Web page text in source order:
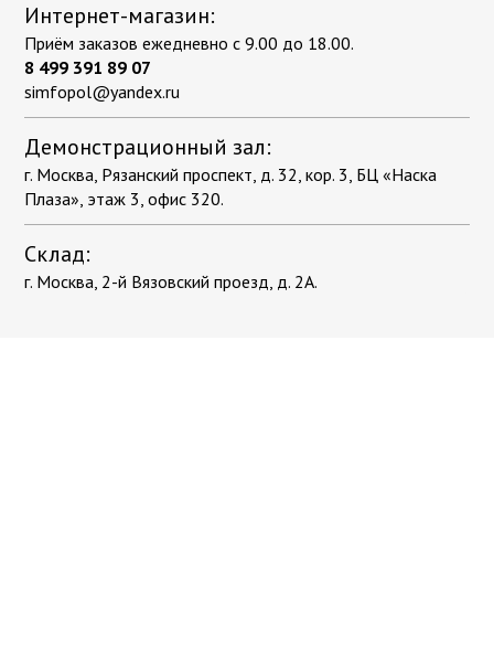
Интернет-магазин:
Приём заказов ежедневно с 9.00 до 18.00.
8 499 391 89 07
simfopol@yandex.ru
Демонстрационный зал:
г. Москва, Рязанский проспект, д. 32, кор. 3, БЦ «Наска
Плаза», этаж 3, офис 320.
Склад:
г. Москва, 2-й Вязовский проезд, д. 2А.